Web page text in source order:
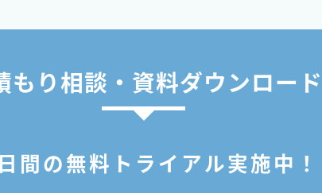
もり相談・資料ダウンロード
間の無料トライアル実施中！